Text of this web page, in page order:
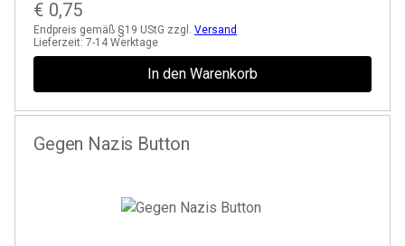
€ 0,75
Endpreis gemäß §19 UStG zzgl. Versand
Lieferzeit: 7-14 Werktage
In den Warenkorb
Gegen Nazis Button